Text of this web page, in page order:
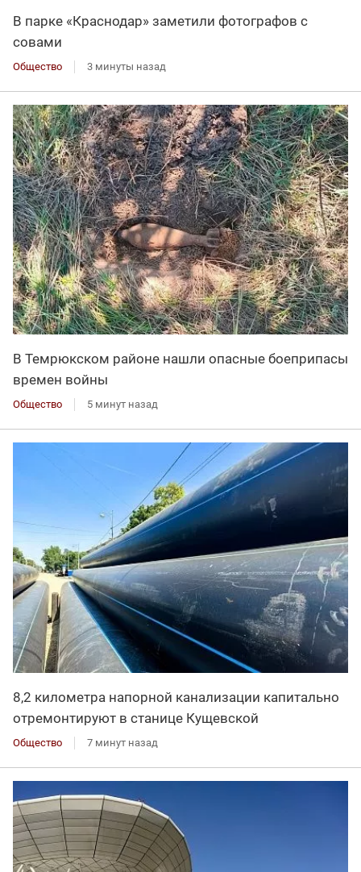
В парке «Краснодар» заметили фотографов с
совами
Общество 3 минуты назад
В Темрюкском районе нашли опасные боеприпасы
времен войны
Общество 5 минут назад
8,2 километра напорной канализации капитально
отремонтируют в станице Кущевской
Общество 7 минут назад